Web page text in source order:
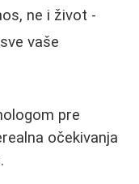
ne i život -
vaše
pre
očekivanja